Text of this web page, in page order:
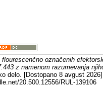
flourescenčno označenih
z namenom razumevanja
delo. [Dostopano 8 avgust
20.500.12556/RUL-139106